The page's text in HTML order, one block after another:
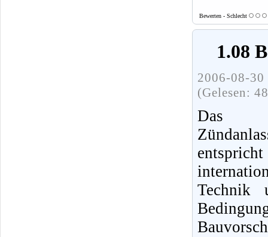
Bewerten - Schlecht
1.08
2006-08-
(Gelesen:
Das
Technik